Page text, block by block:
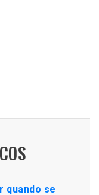
quando se